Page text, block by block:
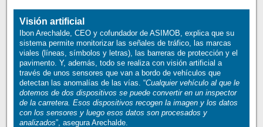
Visión artificial
Ibon Arechalde, CEO y cofundador de ASIMOB, explica que su
sistema permite monitorizar las señales de tráfico, las marcas
viales (líneas, símbolos y letras), las barreras de protección y el
pavimento. Y, además, todo se realiza con visión artificial a
través de unos sensores que van a bordo de vehículos que
detectan las anomalías de las vías. “Cualquier vehículo al que le
dotemos de dos dispositivos se puede convertir en un inspector
de la carretera. Esos dispositivos recogen la imagen y los datos
con los sensores y luego esos datos son procesados y
analizados”, asegura Arechalde.